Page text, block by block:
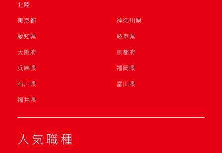
北陸
東京都
神奈川県
愛知県
岐阜県
大阪府
京都府
兵庫県
福岡県
石川県
富山県
福井県
人気職種